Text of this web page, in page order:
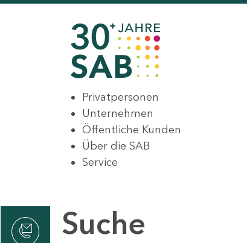
Privatpersonen
Unternehmen
Öffentliche Kunden
Über die SAB
Service
Suche